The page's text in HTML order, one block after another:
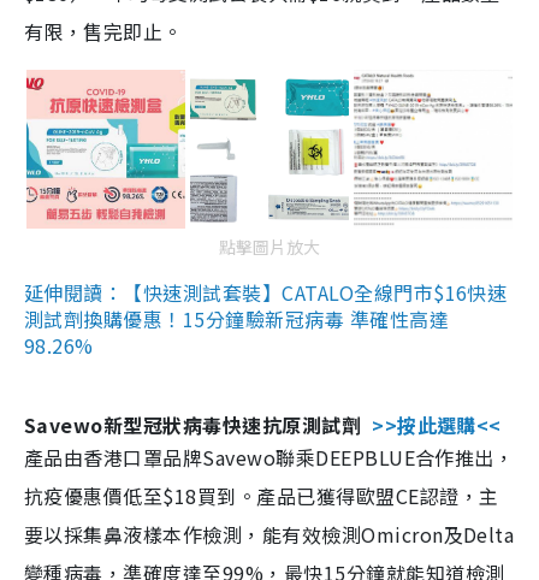
有限，售完即止。
點擊圖片放大
延伸閱讀：【快速測試套裝】CATALO全線門市$16快速
測試劑換購優惠！15分鐘驗新冠病毒 準確性高達
98.26%
Savewo新型冠狀病毒快速抗原測試劑 >>按此選購<<
產品由香港口罩品牌Savewo聯乘DEEPBLUE合作推出，
抗疫優惠價低至$18買到。產品已獲得歐盟CE認證，主
要以採集鼻液樣本作檢測，能有效檢測Omicron及Delta
變種病毒，準確度達至99%，最快15分鐘就能知道檢測